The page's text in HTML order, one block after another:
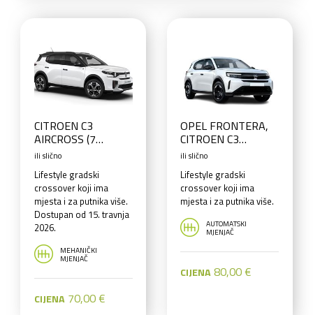
CITROEN C3
AIRCROSS (7
sjedala) ili slično
ili slično
Lifestyle gradski
crossover koji ima
mjesta i za putnika više.
Dostupan od 15. travnja
2026.
MEHANIČKI
MJENJAČ
CIJENA70,00 €
OPEL FRONTERA,
CITROEN C3
AIRCROSS (7
ili slično
Lifestyle gradski
crossover koji ima
mjesta i za putnika više.
AUTOMATSKI
MJENJAČ
CIJENA80,00 €